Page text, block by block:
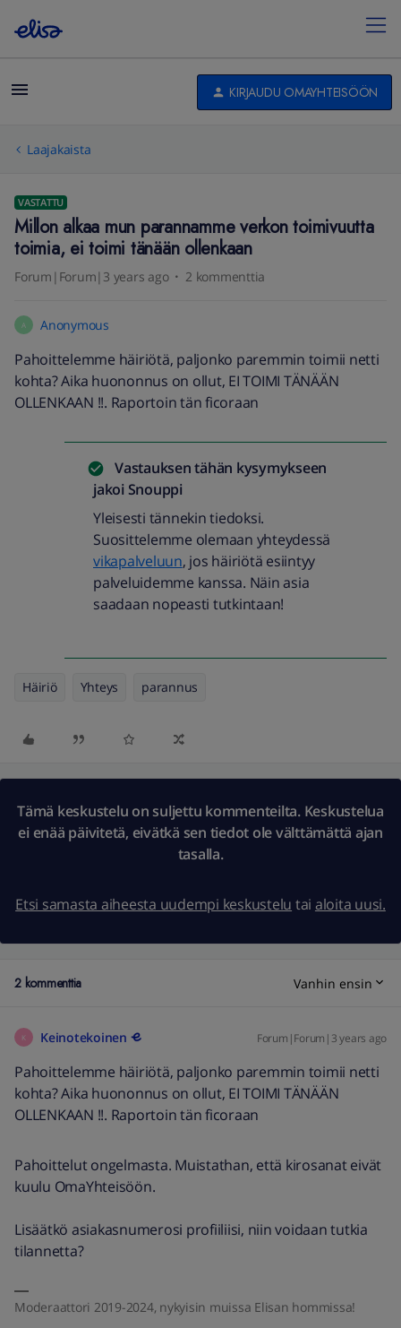
KIRJAUDU OMAYHTEISÖÖN
Laajakaista
VASTATTU
Millon alkaa mun parannamme verkon toimivuutta
toimia, ei toimi tänään ollenkaan
Forum|Forum|3 years ago 2 kommenttia
A Anonymous
Pahoittelemme häiriötä, paljonko paremmin toimii netti
kohta? Aika huononnus on ollut, EI TOIMI TÄNÄÄN
OLLENKAAN !!. Raportoin tän ficoraan
Vastauksen tähän kysymykseen
jakoi Snouppi
Yleisesti tännekin tiedoksi.
Suosittelemme olemaan yhteydessä
vikapalveluun, jos häiriötä esiintyy
palveluidemme kanssa. Näin asia
saadaan nopeasti tutkintaan!
Häiriö Yhteys parannus
Tämä keskustelu on suljettu kommenteilta. Keskustelua
ei enää päivitetä, eivätkä sen tiedot ole välttämättä ajan
tasalla.
Etsi samasta aiheesta uudempi keskustelu tai aloita uusi.
2 kommenttia Vanhin ensin
K Keinotekoinen Forum|Forum|3 years ago
Pahoittelemme häiriötä, paljonko paremmin toimii netti
kohta? Aika huononnus on ollut, EI TOIMI TÄNÄÄN
OLLENKAAN !!. Raportoin tän ficoraan
Pahoittelut ongelmasta. Muistathan, että kirosanat eivät
kuulu OmaYhteisöön.
Lisäätkö asiakasnumerosi profiiliisi, niin voidaan tutkia
tilannetta?
Moderaattori 2019-2024, nykyisin muissa Elisan hommissa!